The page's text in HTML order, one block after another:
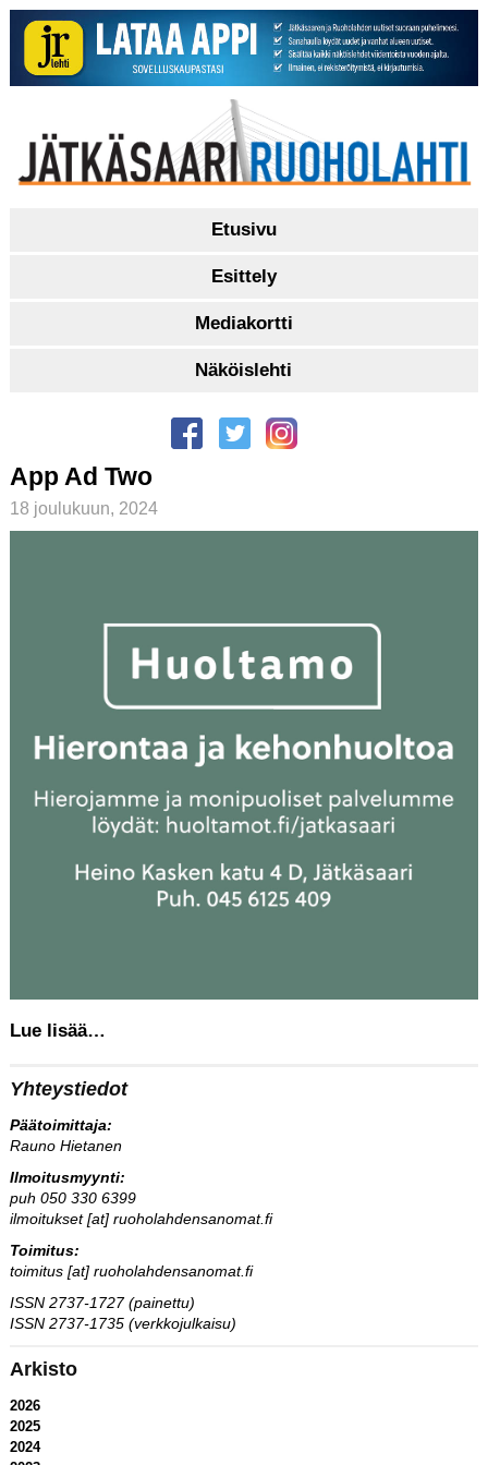
Etusivu
Esittely
Mediakortti
Näköislehti
App Ad Two
18 joulukuun, 2024
Lue lisää…
Yhteystiedot
Päätoimittaja:
Rauno Hietanen
Ilmoitusmyynti:
puh 050 330 6399
ilmoitukset [at] ruoholahdensanomat.fi
Toimitus:
toimitus [at] ruoholahdensanomat.fi
ISSN 2737-1727 (painettu)
ISSN 2737-1735 (verkkojulkaisu)
Arkisto
2026
2025
2024